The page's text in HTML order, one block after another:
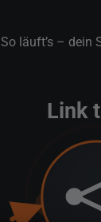
So läuft’s – dein
Link